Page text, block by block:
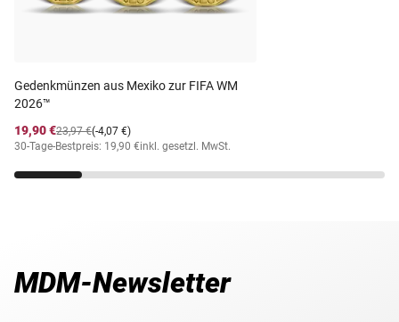
2005".
Erhaltung
Stempelglanz
Währung
Maße 32,5 mm
Lieferzeit 3-5 Werktage
Gedenkmünzen aus Mexiko zur FIFA WM
2026™
19,90 €
(-4,07 €)
23,97 €
30-Tage-Bestpreis: 19,90 €inkl. gesetzl. MwSt.
MDM-Newsletter